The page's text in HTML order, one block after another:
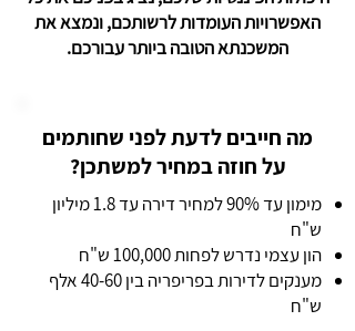
האפשרויות העומדות לרשותכם, ונמצא את
המשכנתא הטובה ביותר עבורכם.
מה חייבים לדעת לפני שחותמים
על חוזה במחיר למשתכן?
מימון עד 90% למחיר דירה עד 1.8 מיליון
ש"ח
הון עצמי נדרש לפחות 100,000 ש"ח
מענקים לדירות בפריפריה בין 40-60 אלף
ש"ח